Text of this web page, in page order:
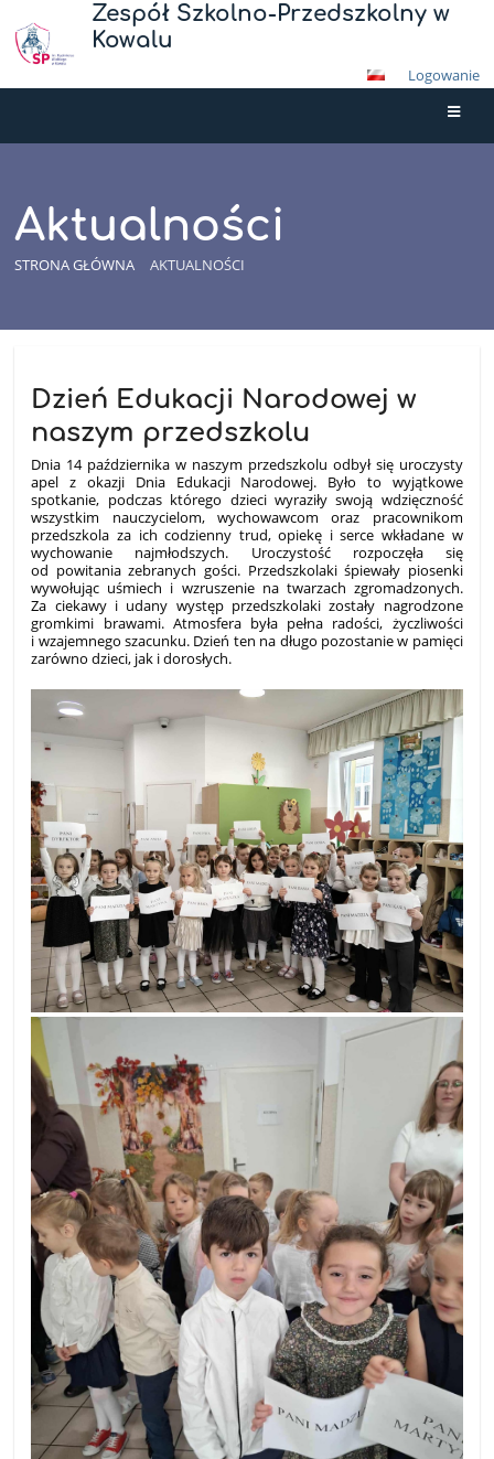
Zespół Szkolno-Przedszkolny w
Kowalu
Logowanie
Aktualności
STRONA GŁÓWNA AKTUALNOŚCI
Dzień Edukacji Narodowej w
naszym przedszkolu
Dnia 14 października w naszym przedszkolu odbył się uroczysty
apel z okazji Dnia Edukacji Narodowej. Było to wyjątkowe
spotkanie, podczas którego dzieci wyraziły swoją wdzięczność
wszystkim nauczycielom, wychowawcom oraz pracownikom
przedszkola za ich codzienny trud, opiekę i serce wkładane w
wychowanie najmłodszych. Uroczystość rozpoczęła się
od powitania zebranych gości. Przedszkolaki śpiewały piosenki
wywołując uśmiech i wzruszenie na twarzach zgromadzonych.
Za ciekawy i udany występ przedszkolaki zostały nagrodzone
gromkimi brawami. Atmosfera była pełna radości, życzliwości
i wzajemnego szacunku. Dzień ten na długo pozostanie w pamięci
zarówno dzieci, jak i dorosłych.